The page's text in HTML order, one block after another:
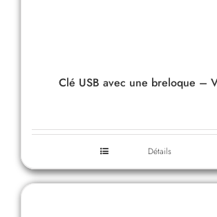
Clé USB avec une breloque –
Détails